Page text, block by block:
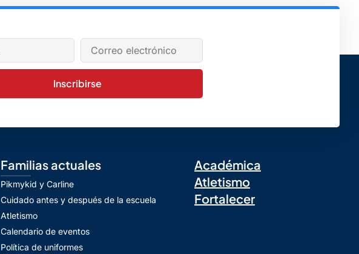
Inscribirse
Familias actuales
Pikmykid y Carline
Cuidado antes y después de la escuela
Atletismo
Calendario de eventos
Política de uniformes
Académica
Atletismo
Fortalecer